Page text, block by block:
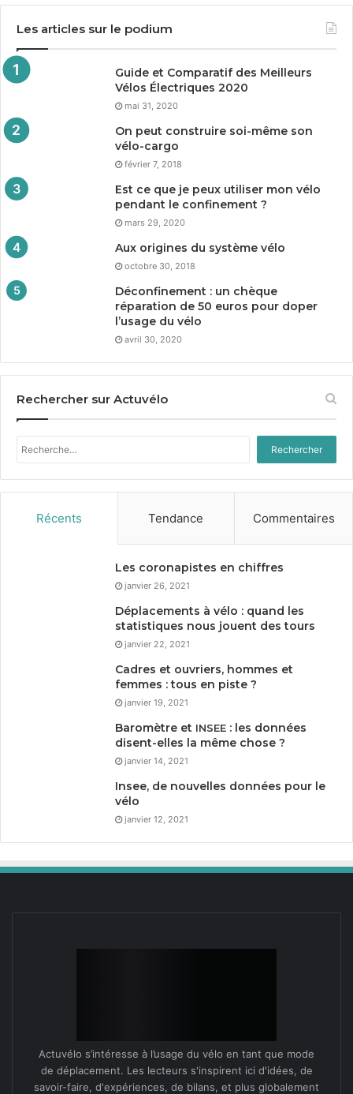
Les articles sur le podium
Guide et Comparatif des Meilleurs
Vélos Électriques 2020
mai 31, 2020
On peut construire soi-même son
vélo-cargo
février 7, 2018
Est ce que je peux utiliser mon vélo
pendant le confinement ?
mars 29, 2020
Aux origines du système vélo
octobre 30, 2018
Déconfinement : un chèque
réparation de 50 euros pour doper
l’usage du vélo
avril 30, 2020
Rechercher sur Actuvélo
Rechercher :
Récents Tendance Commentaires
Les coronapistes en chiffres
janvier 26, 2021
Déplacements à vélo : quand les
statistiques nous jouent des tours
janvier 22, 2021
Cadres et ouvriers, hommes et
femmes : tous en piste ?
janvier 19, 2021
Baromètre et INSEE : les données
disent-elles la même chose ?
janvier 14, 2021
Insee, de nouvelles données pour le
vélo
janvier 12, 2021
Actuvélo s’intéresse à l’usage du vélo en tant que mode
de déplacement. Les lecteurs s'inspirent ici d'idées, de
savoir-faire, d'expériences, de bilans, et plus globalement